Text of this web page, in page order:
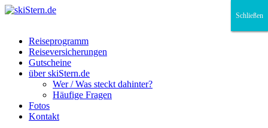
Reiseprogramm
Reiseversicherungen
Gutscheine
über skiStern.de
Wer / Was steckt dahinter?
Häufige Fragen
Fotos
Kontakt
Schließen
Schließen
Schließen